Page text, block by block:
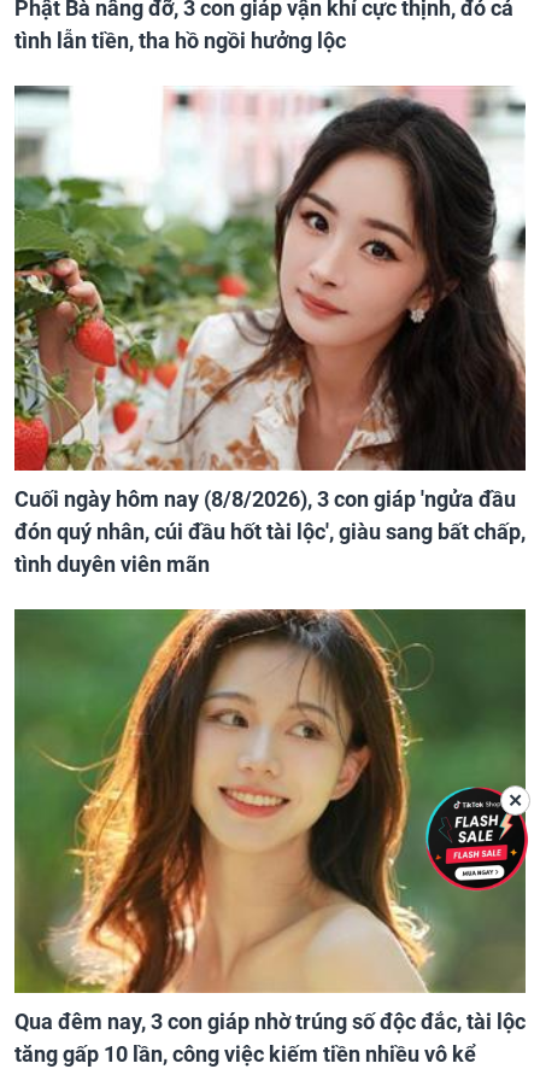
Phật Bà nâng đỡ, 3 con giáp vận khí cực thịnh, đỏ cả
tình lẫn tiền, tha hồ ngồi hưởng lộc
Cuối ngày hôm nay (8/8/2026), 3 con giáp 'ngửa đầu
đón quý nhân, cúi đầu hốt tài lộc', giàu sang bất chấp,
tình duyên viên mãn
Qua đêm nay, 3 con giáp nhờ trúng số độc đắc, tài lộc
tăng gấp 10 lần, công việc kiếm tiền nhiều vô kể
✕